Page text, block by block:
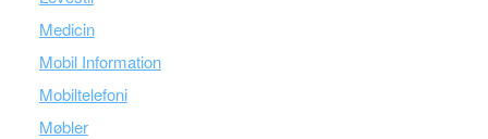
Medicin
Mobil Information
Mobiltelefoni
Møbler